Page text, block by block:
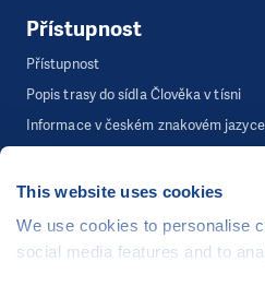
This website uses cookies
We use cookies to personalise
social media features and to
Přístupnost
Přístupnost
Popis trasy do sídla Člověka v tísni
Informace v českém znakovém jazyce
Webová stránka běží na bezplatně
CZECHIA.COM. Děkujeme.